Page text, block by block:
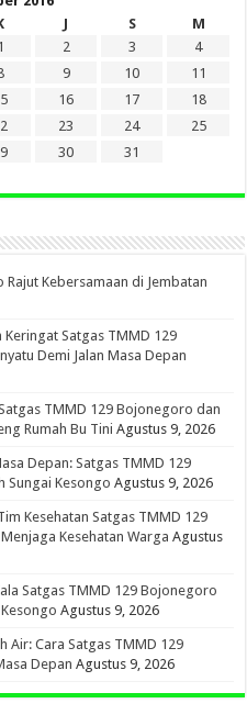
J S
M
2 3
4
9 10
11
16 17
18
23 24
25
30
31
Kebersamaan di Jembatan
Satgas TMMD 129
Demi Jalan Masa Depan
TMMD 129 Bojonegoro dan
Rumah Bu Tini Agustus 9, 2026
Depan: Satgas TMMD 129
Sungai Kesongo Agustus 9, 2026
Kesehatan Satgas TMMD 129
Kesehatan Warga Agustus
Satgas TMMD 129 Bojonegoro
Agustus 9, 2026
Air: Cara Satgas TMMD 129
Depan Agustus 9, 2026